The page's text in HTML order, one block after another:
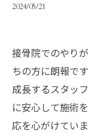
2024/05/21
接骨院でのやり
ちの方に朗報で
成長するスタッ
に安心して施術
応を心がけてい